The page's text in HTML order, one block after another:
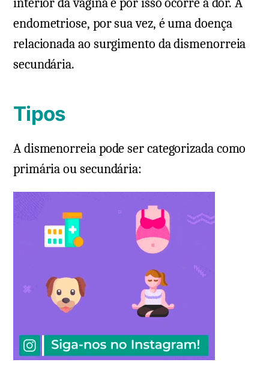
endometriose, por sua vez, é uma doença
relacionada ao surgimento da dismenorreia
secundária.
Tipos
A dismenorreia pode ser categorizada como
primária ou secundária: